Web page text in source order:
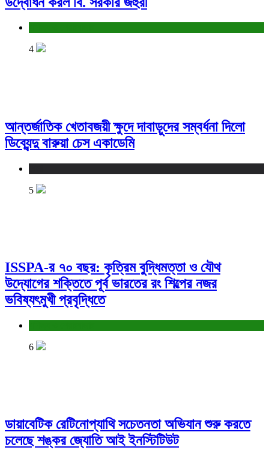
4
আন্তর্জাতিক খেতাবজয়ী ক্ষুদে দাবাড়ুদের সম্বর্ধনা দিলো
ডিব্যেন্দু বারুয়া চেস একাডেমি
5
ISSPA-র ৭০ বছর: কৃত্রিম বুদ্ধিমত্তা ও যৌথ
উদ্যোগের শক্তিতে পূর্ব ভারতের রং শিল্পের নজর
ভবিষ্যৎমুখী প্রবৃদ্ধিতে
6
ডায়াবেটিক রেটিনোপ্যাথি সচেতনতা অভিযান শুরু করতে
চলেছে শঙ্কর জ্যোতি আই ইনস্টিটিউট